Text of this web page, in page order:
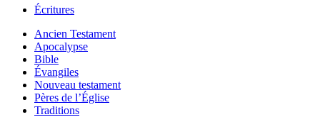
Écritures
Ancien Testament
Apocalypse
Bible
Évangiles
Nouveau testament
Pères de l’Église
Traditions